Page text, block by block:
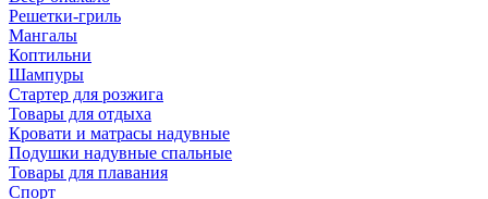
Решетки-гриль
Мангалы
Коптильни
Шампуры
Стартер для розжига
Товары для отдыха
Кровати и матрасы надувные
Подушки надувные спальные
Товары для плавания
Спорт